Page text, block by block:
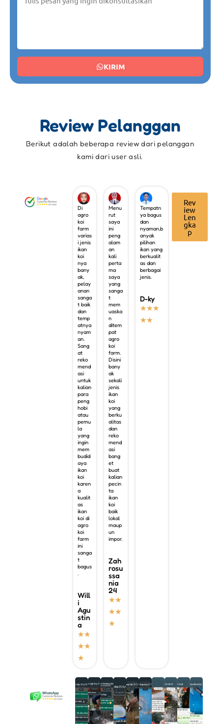
KIRIM
Review Pelanggan
Berikut adalah beberapa review dari pelanggan
kami dari user asli.
Di
agro
koi
farm
varias
i jenis
ikan
koi
nya
bany
ak,
pelay
anan
sanga
t baik
dan
temp
atnya
nyam
an.
Sang
at
reko
mend
asi
untuk
kalian
para
peng
hobi
atau
pemu
la
yang
ingin
mem
budid
aya
ikan
koi
karen
a
kualit
as
ikan
koi di
agro
koi
farm
ini
sanga
t
bagus
.
Will
i
Agu
stin
a
★★
★★
★
Menu
rut
saya
ini
peng
alam
an
kali
perta
ma
saya
yang
sanga
t
mem
uaska
n
ditem
pat
agro
koi
farm.
Disini
bany
ak
sekali
jenis
ikan
koi
yang
berku
alitas
dan
reko
mend
asi
bang
et
buat
kalian
pecin
ta
ikan
koi
baik
lokal
maup
un
impor.
Zah
rosu
ssa
nia
24
★★
★★
★
Tempatn
ya bagus
dan
nyaman,b
anyak
pilihan
ikan yang
berkualit
as dan
berbagai
jenis.
D-ky
★★★
★★
Rev
iew
Len
gka
p